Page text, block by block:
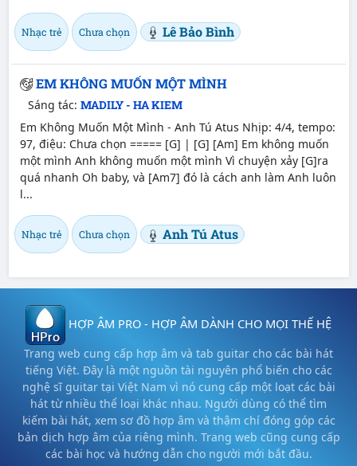
Nhạc trẻ Chưa chọn Lê Bảo Bình
EM KHÔNG MUỐN MỘT MÌNH
Sáng tác: MADILY - HA KIEM
Em Không Muốn Một Mình - Anh Tú Atus Nhịp: 4/4, tempo:
97, điệu: Chưa chọn ===== [G] | [G] [Am] Em không muốn
một mình Anh không muốn một mình Vì chuyện xảy [G]ra
quá nhanh Oh baby, và [Am7] đó là cách anh làm Anh luôn
l...
Nhạc trẻ Chưa chọn Anh Tú Atus
HỢP ÂM PRO - HỢP ÂM DÀNH CHO MỌI THẾ HỆ
Trang web cung cấp hợp âm và tab guitar cho các bài hát
tiếng Việt. Đây là một nguồn tài nguyên phổ biến cho các
nghệ sĩ guitar tại Việt Nam vì nó cung cấp một loạt các bài
hát từ nhiều thể loại khác nhau. Người dùng có thể tìm
kiếm bài hát, xem sơ đồ hợp âm và thậm chí đóng góp các
bản dịch hợp âm của riêng mình. Trang web cũng cung cấp
các bài học và hướng dẫn cho người mới bắt đầu.